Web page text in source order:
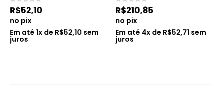
0de 5
R$52,10
no pix
Em até 1x de R$52,10 sem
juros
0de 5
R$210,85
no pix
Em até 4x de R$52,71 sem
juros